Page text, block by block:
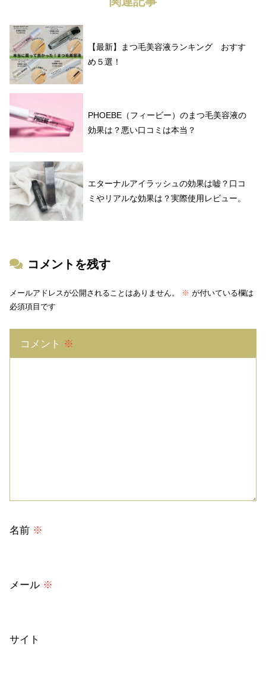
【最新】まつ毛美容液ランキング おすす
め５選！
PHOEBE（フィービー）のまつ毛美容液の
効果は？悪い口コミは本当？
エターナルアイラッシュの効果は嘘？口コ
ミやリアルな効果は？実際使用レビュー。
コメントを残す
メールアドレスが公開されることはありません。 ※ が付いている欄は
必須項目です
コメント ※
名前 ※
メール ※
サイト